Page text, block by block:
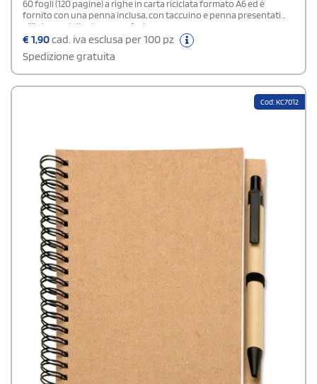
60 fogli (120 pagine) a righe in carta riciclata formato A6 ed è
fornito con una penna inclusa, con taccuino e penna presentati
all’interno della stessa confezione.
€1,90cad. iva esclusa per 100 pz
Spedizione gratuita
Cod: KC7012